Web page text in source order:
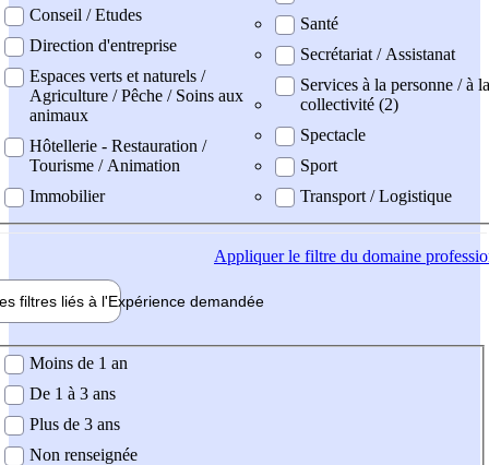
Conseil / Etudes
Direction d'entreprise
Espaces verts et naturels /
Agriculture / Pêche / Soins aux
animaux
Hôtellerie - Restauration /
Tourisme / Animation
Immobilier
Santé
Secrétariat / Assistanat
Services à la personne / à la
collectivité (2)
Spectacle
Sport
Transport / Logistique
Appliquerle filtre du domaine
filtres liés à l'Expérience demandée
demandée
Moins de 1 an
De 1 à 3 ans
Plus de 3 ans
Non renseignée